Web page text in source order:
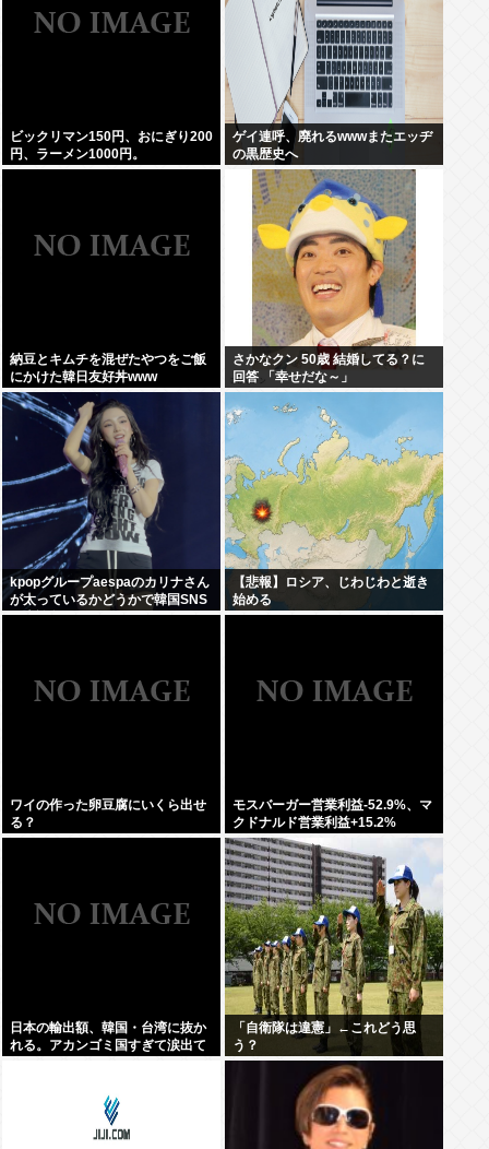
ビックリマン150円、おにぎり200
円、ラーメン1000円。
ゲイ連呼、廃れるwwwまたエッヂ
の黒歴史へ
納豆とキムチを混ぜたやつをご飯
にかけた韓日友好丼www
さかなクン 50歳 結婚してる？に
回答 「幸せだな～」
kpopグループaespaのカリナさん
が太っているかどうかで韓国SNS
が大論争に…！！！
【悲報】ロシア、じわじわと逝き
始める
ワイの作った卵豆腐にいくら出せ
る？
モスバーガー営業利益-52.9%、マ
クドナルド営業利益+15.2%
日本の輸出額、韓国・台湾に抜か
れる。アカンゴミ国すぎて涙出て
「自衛隊は違憲」←これどう思
う？